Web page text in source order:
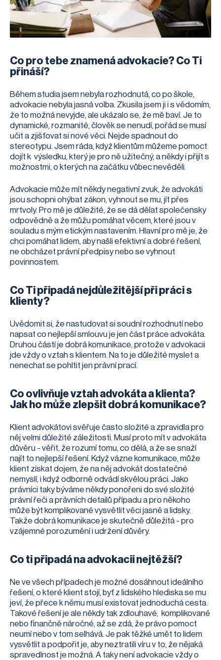
Co pro tebe znamená advokacie? Co Ti
přináší?
Během studia jsem nebyla rozhodnutá, co po škole,
advokacie nebyla jasná volba. Zkusila jsem ji i s vědomím,
že to možná nevyjde, ale ukázalo se, že mě baví. Je to
dynamické, rozmanité, člověk se nenudí, pořád se musí
učit a zjišťovat si nové věci. Nejde spadnout do
stereotypu. Jsem ráda, když klientům můžeme pomoct
dojít k výsledku, který je pro ně užitečný, a někdy i přijít s
možnostmi, o kterých na začátku vůbec nevěděli.
Advokacie může mít někdy negativní zvuk, že advokáti
jsou schopni ohýbat zákon, vyhnout se mu, jít přes
mrtvoly. Pro mě je důležité, že se dá dělat společensky
odpovědně a že můžu pomáhat věcem, které jsou v
souladu s mým etickým nastavením. Hlavní pro mě je, že
chci pomáhat lidem, aby našli efektivní a dobré řešení,
ne obcházet právní předpisy nebo se vyhnout
povinnostem.
Co Ti připadá nejdůležitější při práci s
klienty?
Uvědomit si, že nastudovat si soudní rozhodnutí nebo
napsat co nejlepší smlouvu je jen část práce advokáta.
Druhou částí je dobrá komunikace, protože v advokacii
jde vždy o vztah s klientem. Na to je důležité myslet a
nenechat se pohltit jen právní prací.
Co ovlivňuje vztah advokáta a klienta?
Jak ho může zlepšit dobrá komunikace?
Klient advokátovi svěřuje často složité a zpravidla pro
něj velmi důležité záležitosti. Musí proto mít v advokáta
důvěru - věřit, že rozumí tomu, co dělá, a že se snaží
najít to nejlepší řešení. Když vázne komunikace, může
klient získat dojem, že na něj advokát dostatečné
nemyslí, i když odborně odvádí skvělou práci. Jako
právníci taky býváme někdy ponořeni do své složité
právní řeči a právních detailů případu a pro někoho
může být komplikované vysvětlit věci jasně a lidsky.
Takže dobrá komunikace je skutečně důležitá - pro
vzájemné porozumění i udržení důvěry.
Co ti připadá na advokacii nejtěžší?
Ne ve všech případech je možné dosáhnout ideálního
řešení, o které klient stojí, byť z lidského hlediska se mu
jeví, že přece k němu musí existovat jednoduchá cesta.
Takové řešení je ale někdy tak zdlouhavé, komplikované
nebo finančně náročné, až se zdá, že právo pomoct
neumí nebo v tom selhává. Je pak těžké umět to lidem
vysvětlit a podpořit je, aby neztratili víru v to, že nějaká
spravedlnost je možná. A taky není advokacie vždy o